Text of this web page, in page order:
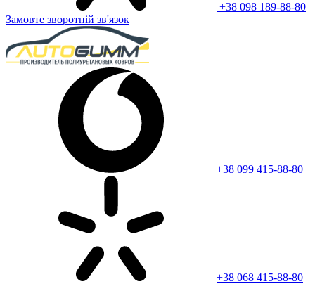
+38 098 189-88-80
Замовте зворотній зв'язок
+38 099 415-88-80
+38 068 415-88-80